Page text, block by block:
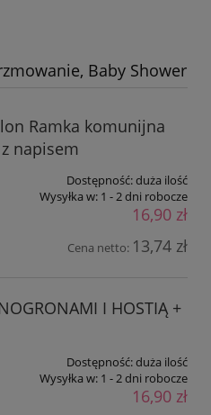
Baby Shower
Ramka komunijna
napisem
Dostępność:duża ilość
Wysyłka w: 1 - 2 dni robocze
16,90 zł
Cena netto: 13,74 zł
I HOSTIĄ +
Dostępność:duża ilość
Wysyłka w: 1 - 2 dni robocze
16,90 zł